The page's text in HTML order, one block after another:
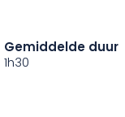
je de
een onvergetelijke
ontdekkingen,
Gemiddelde duur
1h30